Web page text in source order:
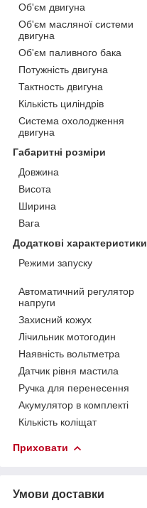
Об'єм двигуна
Об'єм масляної системи
двигуна
Об'єм паливного бака
Потужність двигуна
Тактность двигуна
Кількість циліндрів
Система охолодження
двигуна
Габаритні розміри
Довжина
Висота
Ширина
Вага
Додаткові характеристики
Режими запуску
Автоматичний регулятор
напруги
Захисний кожух
Лічильник мотогодин
Наявність вольтметра
Датчик рівня мастила
Ручка для перенесення
Акумулятор в комплекті
Кількість коліщат
Приховати
Умови доставки